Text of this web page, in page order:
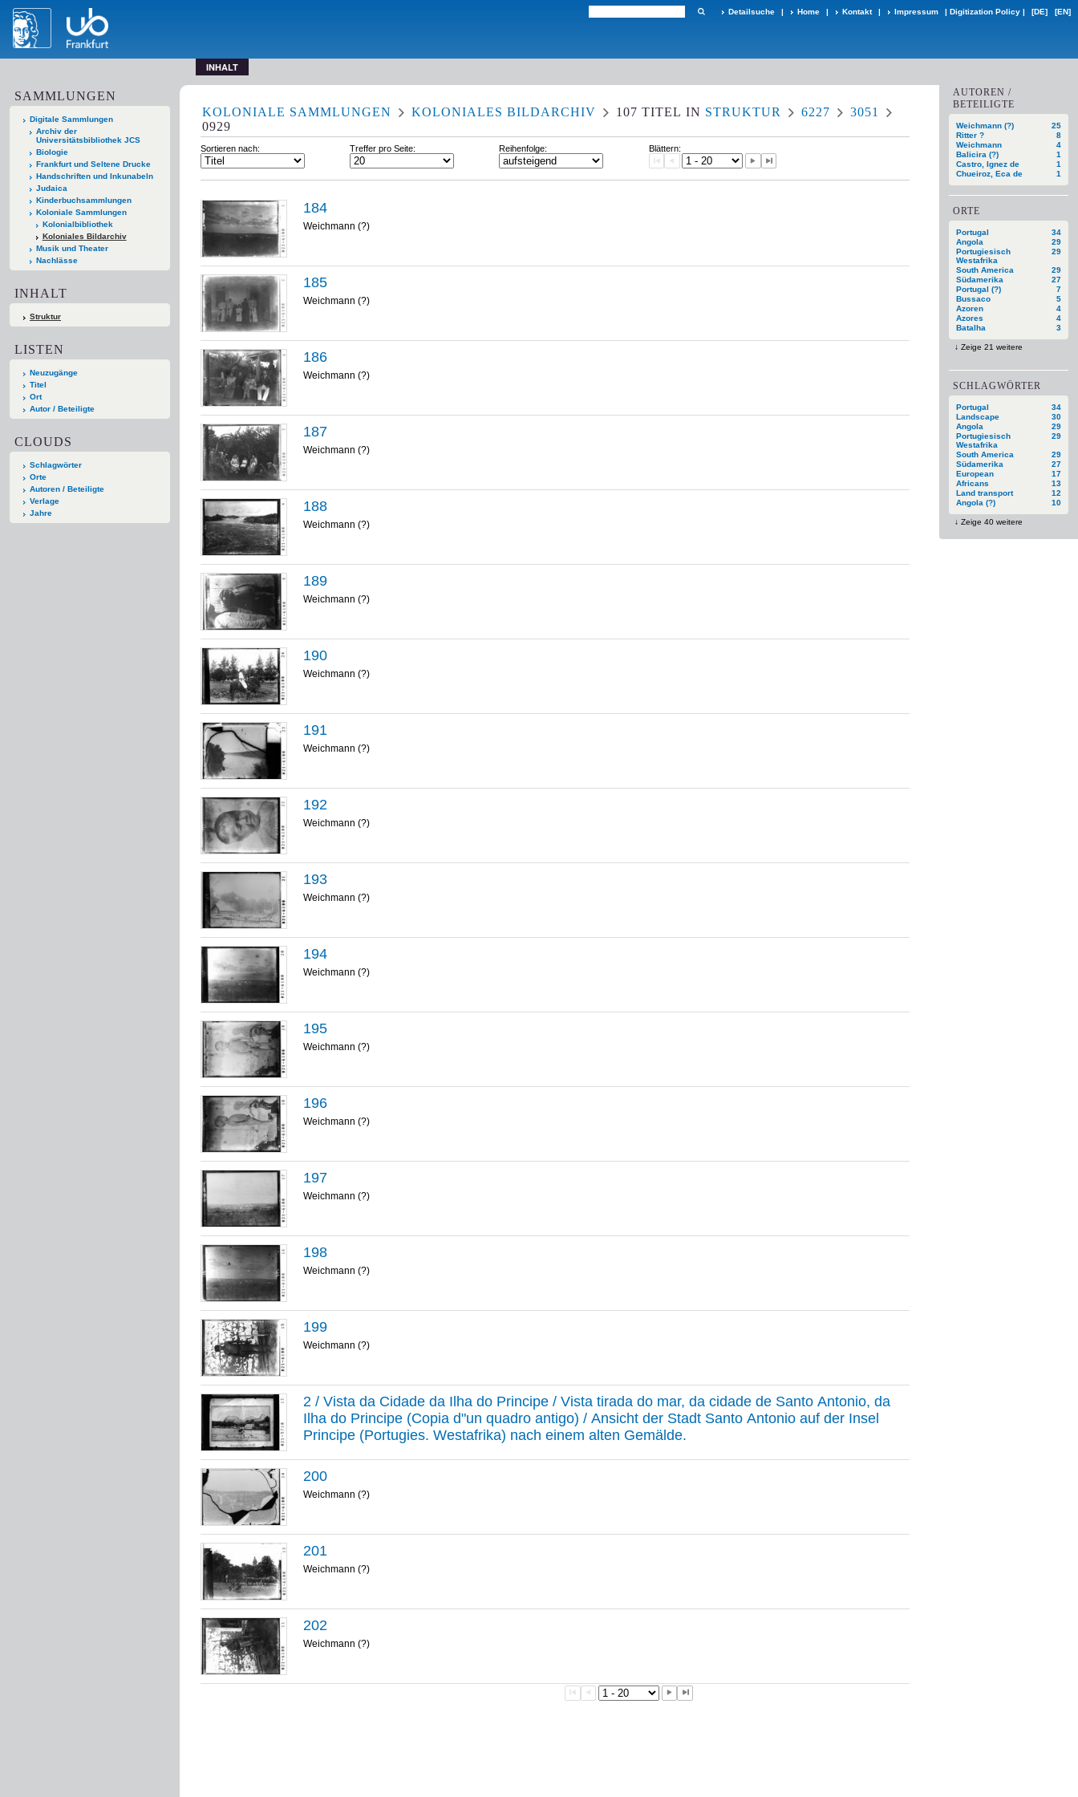
Detailsuche | Home | Kontakt | Impressum | Digitization Policy | [DE] [EN]
INHALT
SAMMLUNGEN
Digitale Sammlungen
Archiv der
Universitätsbibliothek JCS
Biologie
Frankfurt und Seltene Drucke
Handschriften und Inkunabeln
Judaica
Kinderbuchsammlungen
Koloniale Sammlungen
Kolonialbibliothek
Koloniales Bildarchiv
Musik und Theater
Nachlässe
INHALT
Struktur
LISTEN
Neuzugänge
Titel
Ort
Autor / Beteiligte
CLOUDS
Schlagwörter
Orte
Autoren / Beteiligte
Verlage
Jahre
AUTOREN /
BETEILIGTE
25
Weichmann (?)
8
Ritter ?
4
Weichmann
1
Balicira (?)
1
Castro, Ignez de
1
Chueiroz, Eca de
ORTE
34
Portugal
29
Angola
29
Portugiesisch
Westafrika
29
South America
27
Südamerika
7
Portugal (?)
5
Bussaco
4
Azoren
4
Azores
3
Batalha
Zeige 21 weitere
SCHLAGWÖRTER
34
Portugal
30
Landscape
29
Angola
29
Portugiesisch
Westafrika
29
South America
27
Südamerika
17
European
13
Africans
12
Land transport
10
Angola (?)
Zeige 40 weitere
KOLONIALE SAMMLUNGEN KOLONIALES BILDARCHIV 107 TITEL IN STRUKTUR 6227
3051
0929
Sortieren nach: Treffer pro Seite: Reihenfolge: Blättern:
184
Weichmann (?)
185
Weichmann (?)
186
Weichmann (?)
187
Weichmann (?)
188
Weichmann (?)
189
Weichmann (?)
190
Weichmann (?)
191
Weichmann (?)
192
Weichmann (?)
193
Weichmann (?)
194
Weichmann (?)
195
Weichmann (?)
196
Weichmann (?)
197
Weichmann (?)
198
Weichmann (?)
199
Weichmann (?)
2 / Vista da Cidade da Ilha do Principe / Vista tirada do mar, da cidade de Santo Antonio, da
Ilha do Principe (Copia d"un quadro antigo) / Ansicht der Stadt Santo Antonio auf der Insel
Principe (Portugies. Westafrika) nach einem alten Gemälde.
200
Weichmann (?)
201
Weichmann (?)
202
Weichmann (?)